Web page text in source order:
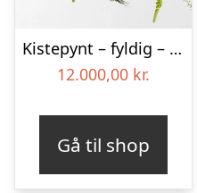
Kistepynt – fyldig – Blomster til begravelse
12.000,00 kr.
Gå til shop